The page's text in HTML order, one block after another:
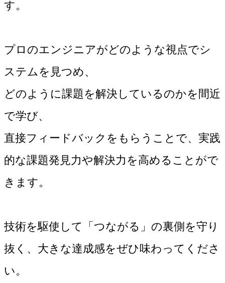
す。
プロのエンジニアがどのような視点でシ
ステムを見つめ、
どのように課題を解決しているのかを間近
で学び、
直接フィードバックをもらうことで、実践
的な課題発見力や解決力を高めることがで
きます。
技術を駆使して「つながる」の裏側を守り
抜く、大きな達成感をぜひ味わってくださ
い。